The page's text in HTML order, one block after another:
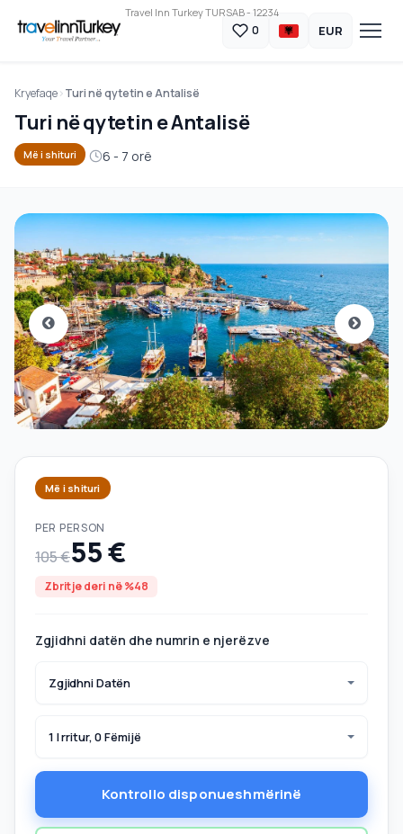
Travel Inn Turkey TURSAB - 12234
0 EUR
Kryefaqe Turi në qytetin e Antalisë
Turi në qytetin e Antalisë
Më i shituri 6 - 7 orë
Më i shituri
PER PERSON
105 €55 €
Zbritje deri në %48
Zgjidhni datën dhe numrin e njerëzve
Zgjidhni Datën
1 I rritur, 0 Fëmijë
Kontrollo disponueshmërinë